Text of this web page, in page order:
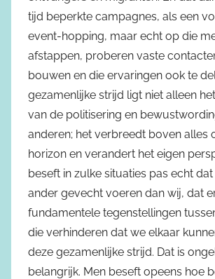
tijd beperkte campagnes, als een
event-hopping, maar echt op die
afstappen, proberen vaste
bouwen en die ervaringen ook te
gezamenlijke strijd ligt niet alleen
van de politisering en
anderen; het verbreedt boven alles
horizon en verandert het eigen
beseft in zulke situaties pas echt
ander gevecht voeren dan wij, dat
fundamentele tegenstellingen
die verhinderen dat we elkaar
deze gezamenlijke strijd. Dat is
belangrijk. Men beseft opeens hoe